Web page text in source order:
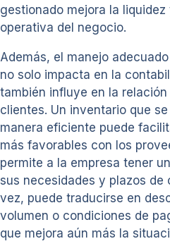
gestionado mejora la
operativa del negocio.
Además, el manejo
no solo impacta en la
también influye en la
clientes. Un inventario que
manera eficiente puede
más favorables con los
permite a la empresa tener
sus necesidades y plazos de
vez, puede traducirse en
volumen o condiciones de
que mejora aún más la